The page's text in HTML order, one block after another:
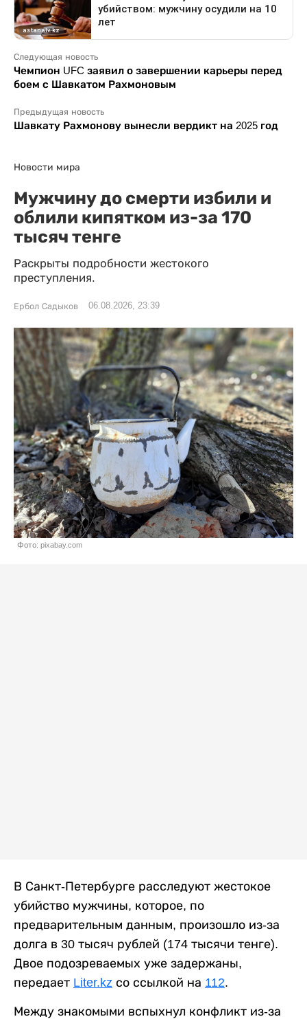
Следующая новость
Чемпион UFC заявил о завершении карьеры перед
боем с Шавкатом Рахмоновым
Предыдущая новость
Шавкату Рахмонову вынесли вердикт на 2025 год
Новости мира
Мужчину до смерти избили и
облили кипятком из-за 170
тысяч тенге
Раскрыты подробности жестокого
преступления.
Ербол Садыков 06.08.2026, 23:39
Фото: pixabay.com
В Санкт-Петербурге расследуют жестокое
убийство мужчины, которое, по
предварительным данным, произошло из-за
долга в 30 тысяч рублей (174 тысячи тенге).
Двое подозреваемых уже задержаны,
передает Liter.kz со ссылкой на 112.
Между знакомыми вспыхнул конфликт из-за